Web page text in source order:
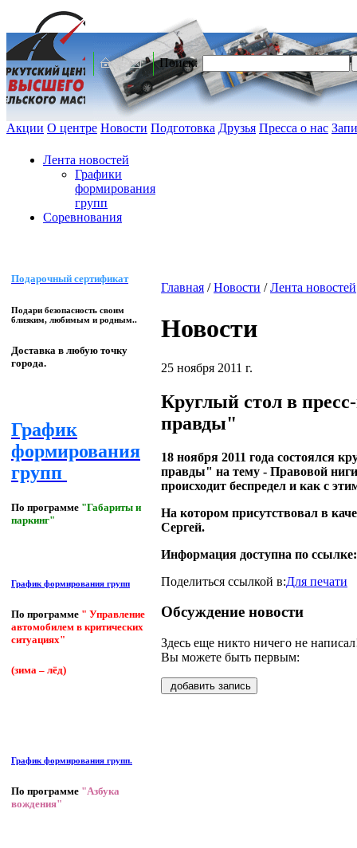
Поиск:
Акции О центре Новости Подготовка Друзья Пресса о нас
Лента новостей
Графики
формирования
групп
Соревнования
Подарочный сертификат
Подари безопасность своим
близким, любимым и родным..
Доставка в любую точку
города.
График
формирования
групп
По программе "Габариты и
паркинг"
График формирования групп
По программе " Управление
автомобилем в критических
ситуациях"
(зима – лёд)
График формирования групп.
По программе "Азбука
вождения"
Главная /Новости /Лента новостей
Новости
25 ноября 2011 г.
Круглый стол в
правды"
18 ноября 2011 года состоялся
правды" на тему - Правовой
происходит беспредел и как с
На котором присутствовал в
Сергей.
Информация доступна по ссылке:
Поделиться ссылкой в:Для печати
Обсуждение новости
Здесь еще никто ничего не
Вы можете быть первым:
добавить запись